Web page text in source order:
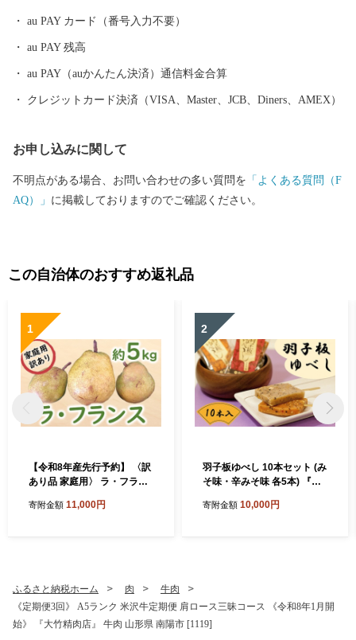
au PAY カード（番号入力不要）
au PAY 残高
au PAY（auかんたん決済）通信料金合算
クレジットカード決済（VISA、Master、JCB、Diners、AMEX）
お申し込みに関して
不明点がある場合、お問い合わせの多い質問を 「よくある質問（F
AQ）」 に掲載しておりますのでご確認ください。
この自治体のおすすめ返礼品
1
【令和8年産先行予約】 〈訳
あり品 家庭用〉 ラ・フラン
年11月中旬～発送》 『カネ
寄附金額 11,000円
2
羽子板ゆべし 10本セット (み
そ味・辛みそ味 各5本) 『菓
お茶菓子 山形県 南陽市 [267
寄附金額 10,000円
ふるさと納税ホーム 肉
牛肉
《定期便3回》 A5ランク 米沢牛定期便 肩ロース三昧コース 《令和8年1月開
始》 『大竹精肉店』 牛肉 山形県 南陽市 [1119]